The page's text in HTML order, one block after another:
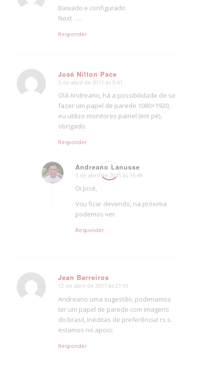
Baixado e configurado
Next …..
Responder
José Nilton Pace
says:
5 de abril de 2011 às 9:41
Olá Andreano, há a possibilidade de se
fazer um papel de parede 1080×1920,
eu utilizo monitores painel (em pé),
obrigado.
Responder
Andreano Lanusse
says:
5 de abril de 2011 às 16:49
Oi José,
Vou ficar devendo, na próxima
podemos ver.
Responder
Jean Barreiros
says:
12 de abril de 2011 às 21:51
Andreano uma sugestão, poderiamos
ter um papel de parede com imagens
do brasil, Inéditas de preferência! rs.s.
estamos no apoio;
Responder